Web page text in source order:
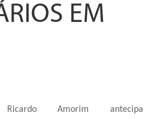
EM
Amorim antecipa